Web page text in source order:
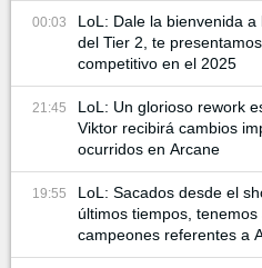
00:03
LoL: Dale la bienvenida
del Tier 2, te
competitivo en el 2025
21:45
LoL: Un glorioso rework
Viktor recibirá cambios
ocurridos en Arcane
19:55
LoL: Sacados desde el
últimos tiempos,
campeones referentes a